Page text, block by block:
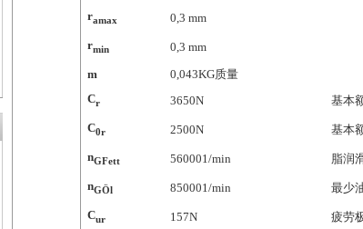
ramax 0,3 mm
rmin 0,3 mm
m
0,043KG质量
Cr 3650N
基本
C0r 2500N
基本
nGFett 560001/min
脂润
nGÖl 850001/min
最少
Cur 157N 疲劳